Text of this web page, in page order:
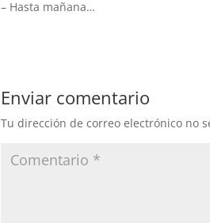
– Hasta mañana…
Enviar comentario
Tu dirección de correo electrónico no